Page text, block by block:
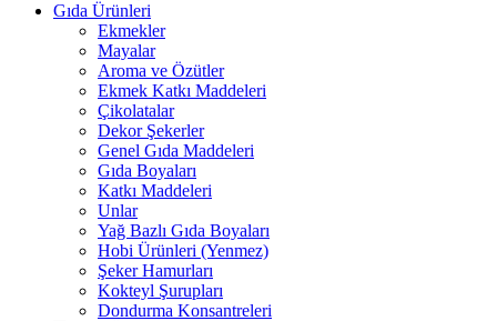
Gıda Ürünleri
Ekmekler
Mayalar
Aroma ve Özütler
Ekmek Katkı Maddeleri
Çikolatalar
Dekor Şekerler
Genel Gıda Maddeleri
Gıda Boyaları
Katkı Maddeleri
Unlar
Yağ Bazlı Gıda Boyaları
Hobi Ürünleri (Yenmez)
Şeker Hamurları
Kokteyl Şurupları
Dondurma Konsantreleri